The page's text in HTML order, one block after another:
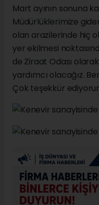
Mart ayının sonuna
Müdürlüklerimize
olan arazilerinde hiç
yer ekilmesi
de Ziraat Odası
yardımcı olacağız.
Çok teşekkür